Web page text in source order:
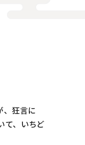
、狂言に
て、いちど